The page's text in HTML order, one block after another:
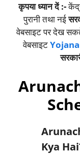
कृपया ध्यान दें :-
पुरानी तथा नई
वेबसाइट पर देख
वेबसाइट
Kya